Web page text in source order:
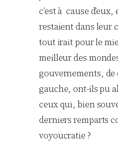
c’est à cause d’eux,
restaient dans leur
tout irait pour le
meilleur des
gouvernements, de
gauche, ont-ils pu
ceux qui, bien
derniers remparts
voyoucratie ?